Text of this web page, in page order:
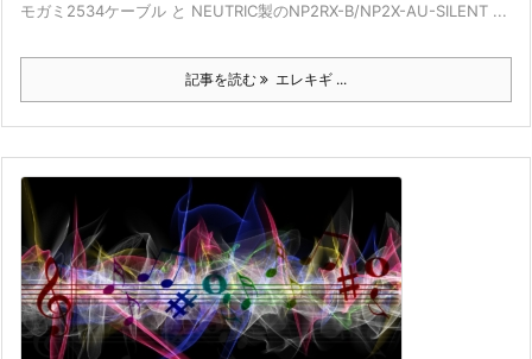
モガミ2534ケーブル と NEUTRIC製のNP2RX-B/NP2X-AU-SILENT ...
記事を読む エレキギ ...